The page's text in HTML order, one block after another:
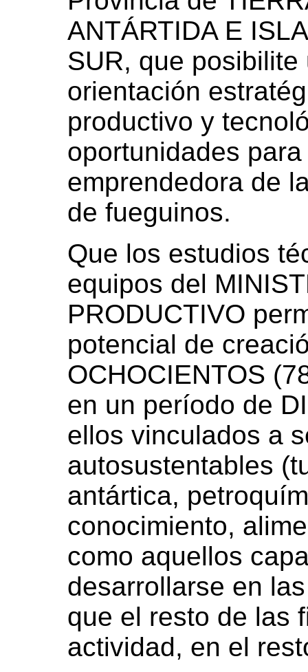
ANTÁRTIDA E
SUR, que
orientación
productivo y
oportunidades
emprendedora de
de fueguinos.
Que los estudios
equipos del
PRODUCTIVO
potencial de
OCHOCIENTOS
en un período de
ellos vinculados a
autosustentables
antártica,
conocimiento,
como aquellos
desarrollarse en
que el resto de las
actividad, en el